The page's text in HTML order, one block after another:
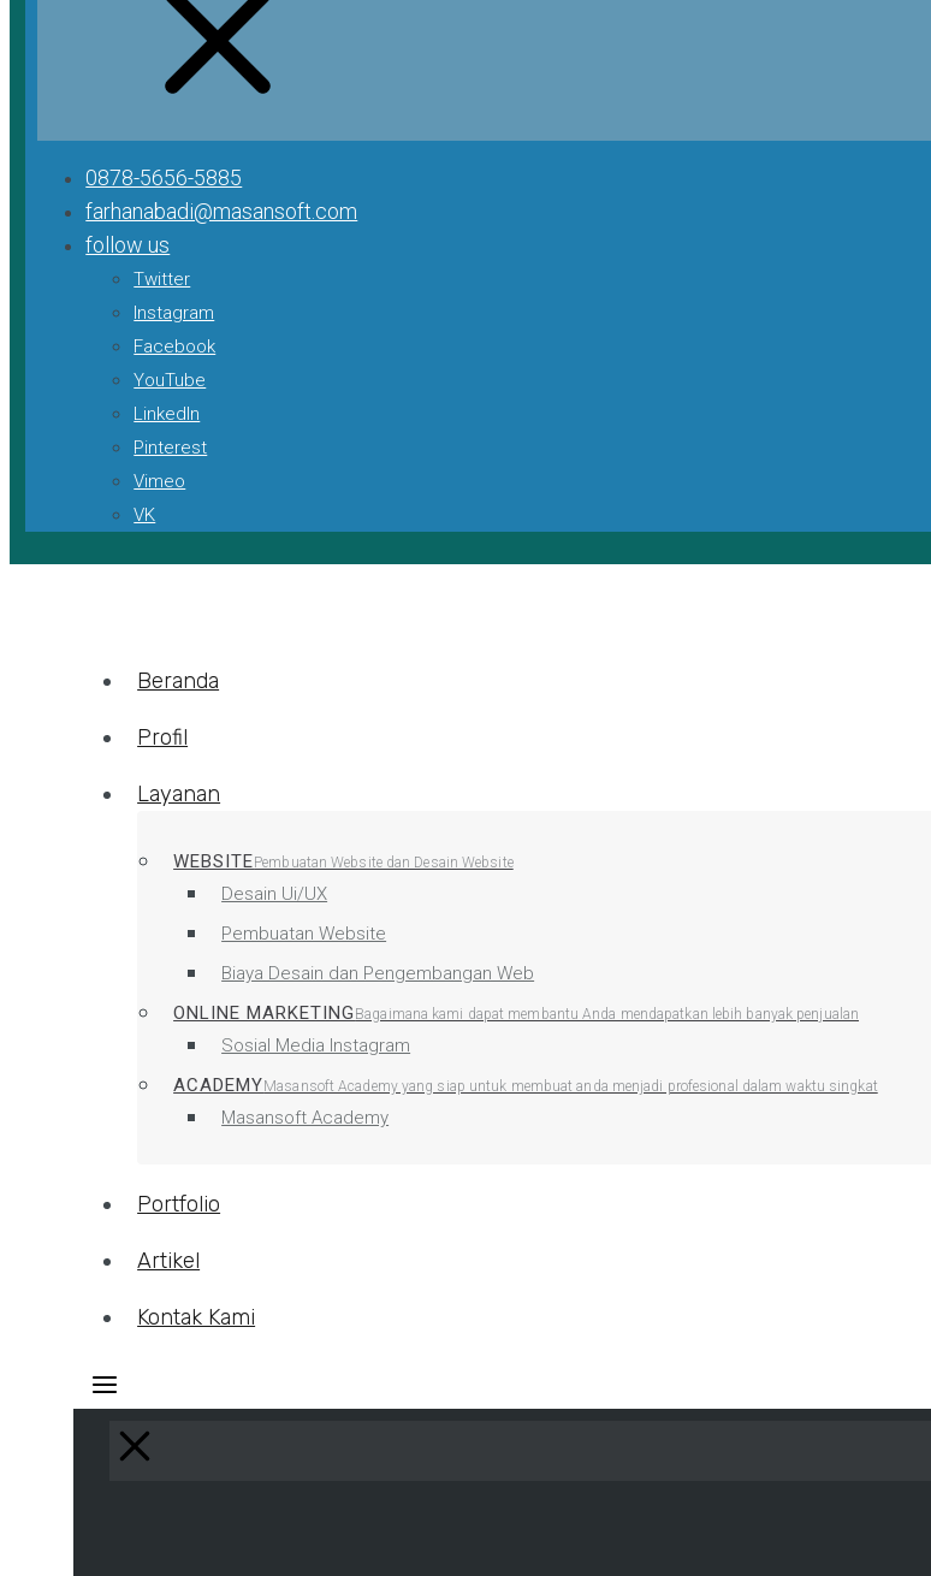
0878-5656-5885
farhanabadi@masansoft.com
follow us
Twitter
Instagram
Facebook
YouTube
LinkedIn
Pinterest
Vimeo
VK
Beranda
Profil
Layanan
WEBSITEPembuatan Website dan Desain Website
Desain Ui/UX
Pembuatan Website
Biaya Desain dan Pengembangan Web
ONLINE MARKETING Bagaimana kami dapat membantu Anda mendapatkan lebih banyak penjualan
Sosial Media Instagram
ACADEMYMasansoft Academy yang siap untuk membuat anda menjadi profesional dalam waktu singkat
Masansoft Academy
Portfolio
Artikel
Kontak Kami